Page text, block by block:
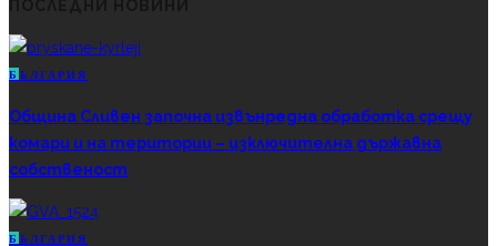
Б ЪЛГАРИЯ
Община Сливен започна извънредна обработка срещу
комари и на територии – изключителна държавна
собственост
Б ЪЛГАРИЯ